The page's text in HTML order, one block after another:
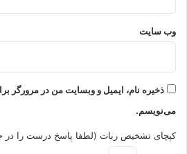
وب‌ سایت
ذخیره نام، ایمیل و وبسایت من در مرورگر
می‌نویسم.
کپچای تشخیص ربات (لطفا پاسخ درست را در